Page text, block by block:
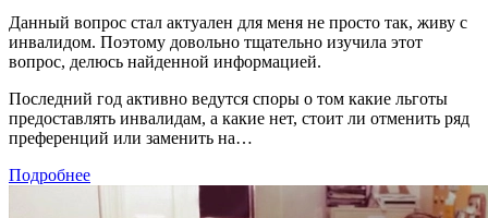
Данный вопрос стал актуален для меня не просто так, живу с
инвалидом. Поэтому довольно тщательно изучила этот
вопрос, делюсь найденной информацией.
Последний год активно ведутся споры о том какие льготы
предоставлять инвалидам, а какие нет, стоит ли отменить ряд
преференций или заменить на…
Подробнее